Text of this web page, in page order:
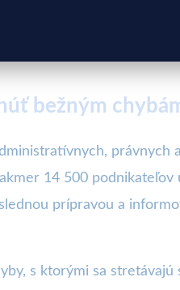
bežným
14 500
prípravou a
s ktorými sa